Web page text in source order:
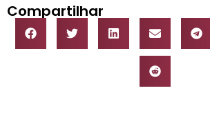
Compartilhar